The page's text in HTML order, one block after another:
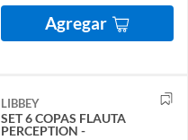
Agregar
LIBBEY
SET 6 COPAS FLAUTA
PERCEPTION -